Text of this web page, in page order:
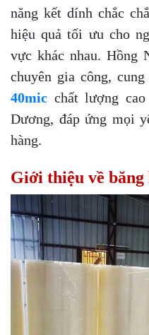
năng kết dính chắc
hiệu quả tối ưu cho
vực khác nhau. Hồng
chuyên gia công, cung
40mic chất lượng
Dương, đáp ứng mọi
hàng.
Giới thiệu về